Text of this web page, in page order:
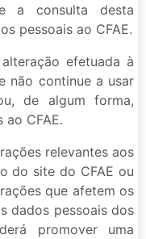
a consulta desta
pessoais ao CFAE.
efetuada à
não continue a usar
de algum forma,
ao CFAE.
relevantes aos
do site do CFAE ou
que afetem os
dados pessoais dos
promover uma